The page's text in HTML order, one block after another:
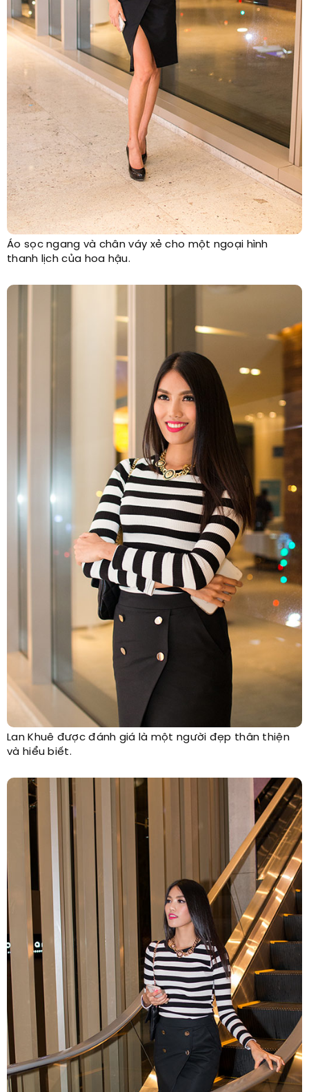
Áo sọc ngang và chân váy xẻ cho một ngoại hình
thanh lịch của hoa hậu.
Lan Khuê được đánh giá là một người đẹp thân thiện
và hiểu biết.